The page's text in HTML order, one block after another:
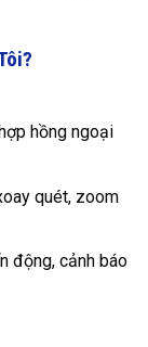
hồng ngoại
quét, zoom
động, cảnh báo